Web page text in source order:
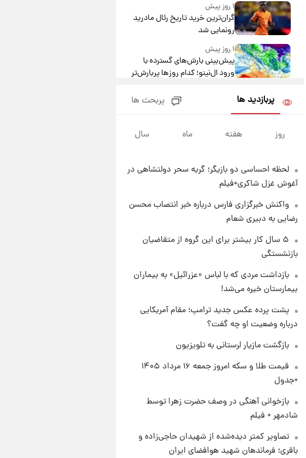
۱ روز پیش
گران‌ترین خرید تاریخ رئال مادرید
رونمایی شد
۱ روز پیش
پیش‌بینی بارش‌های گسترده با
ورود ال‌نینو؛ کدام روزها پربارش‌تر
شماره پیراهن خریدهای جدید
پرسپولیس اعلام شد؛ تیکدری،
محبی و سرگیف با اعداد ویژه
۱ روز پیش
۱ روز پیش
تغییر تند قیمت محصولات
ایران‌خودرو و سایپا امروز پنجشنبه
۱۵ مرداد ۱۴۰۵ +جدول
۱ روز پیش
قیمت طلا و سکه امروز پنجشنبه
۱۵ مرداد ۱۴۰۵
پربازدید ها پربحث ها
روز هفته ماه سال
لحظه احساسی دو بازیگر؛ گریه سحر دولتشاهی در
آغوش غزل شاکری+فیلم
واکنش خبرگزاری فارس درباره خبر انتصاب محسن
رضایی به دبیری شعام
۵ سال کار بیشتر برای این گروه از متقاضیان
بازنشستگی
بازداشت مردی که با لباس «عزرائیل» به بیماران
بیمارستان خیره می‌شد!
پشت پرده عکس جدید ترامپ؛ مقام آمریکایی
درباره وضعیت او چه گفت؟
بازگشت مازیار لرستانی به تلویزیون
قیمت طلا و سکه امروز جمعه ۱۶ مرداد ۱۴۰۵
+جدول
بازخوانی آهنگی در وصف حضرت زهرا توسط
شادمهر + فیلم
تصاویر کمتر دیده‌شده از شهیدان حاجی‌زاده و
باقری؛ فرماندهان شهید هوافضای ایران